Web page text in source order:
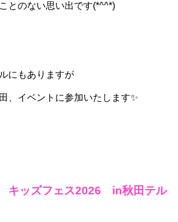
とのない思い出です(*^^*)
にもありますが
、イベントに参加いたします✨
キッズフェス2026 in秋田テル